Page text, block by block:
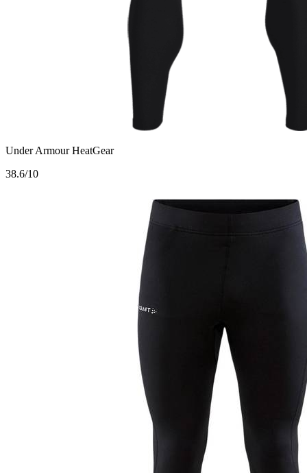
Under Armour HeatGear
38.6/10